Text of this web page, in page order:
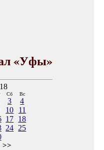
«Уфы»
Сб Вс
3
4
10
11
17 18
24 25
>>